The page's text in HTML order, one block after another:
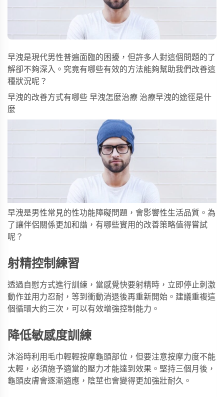
早洩是現代男性普遍面臨的困擾，但許多人對這個問題的了
解卻不夠深入。究竟有哪些有效的方法能夠幫助我們改善這
種狀況呢？
早洩的改善方式有哪些 早洩怎麼治療 治療早洩的途徑是什
麼
早洩是男性常見的性功能障礙問題，會影響性生活品質。為
了讓伴侶關係更加和諧，有哪些實用的改善策略值得嘗試
呢？
射精控制練習
透過自慰方式進行訓練，當感覺快要射精時，立即停止刺激
動作並用力忍耐，等到衝動消退後再重新開始。建議重複這
個循環大約三次，可以有效增強控制能力。
降低敏感度訓練
沐浴時利用毛巾輕輕按摩龜頭部位，但要注意按摩力度不能
太輕，必須施予適當的壓力才能達到效果。堅持三個月後，
龜頭皮膚會逐漸適應，陰莖也會變得更加強壯耐久。